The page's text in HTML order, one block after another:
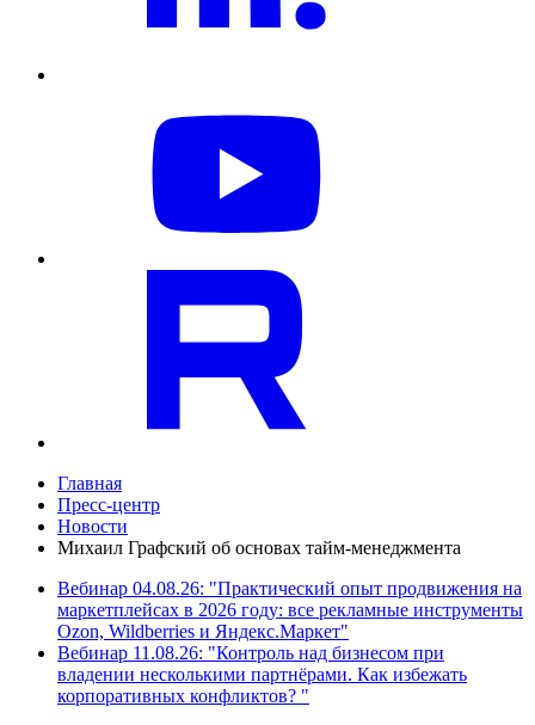
Главная
Пресс-центр
Новости
Михаил Графский об основах тайм-менеджмента
Вебинар 04.08.26: "Практический опыт продвижения на
маркетплейсах в 2026 году: все рекламные инструменты
Ozon, Wildberries и Яндекс.Маркет"
Вебинар 11.08.26: "Контроль над бизнесом при
владении несколькими партнёрами. Как избежать
корпоративных конфликтов? "